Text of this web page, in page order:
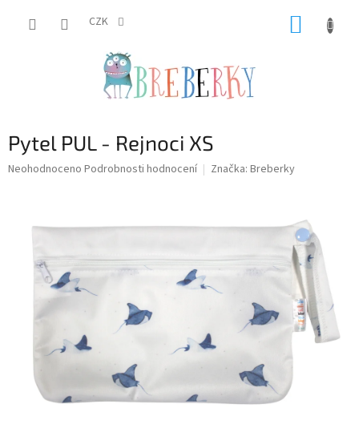
CZK
Pytel PUL - Rejnoci XS
Průměrné
hvězdiček.
Neohodnoceno Podrobnosti hodnocení Značka: Breberky